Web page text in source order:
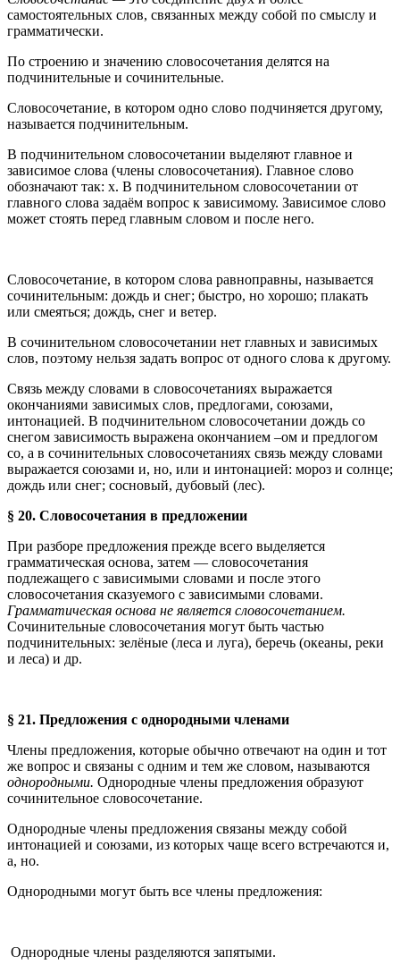
самостоятельных слов, связанных между собой по смыслу и
грамматически.
По строению и значению словосочетания делятся на
подчинительные и сочинительные.
Словосочетание, в котором одно слово подчиняется другому,
называется подчинительным.
В подчинительном словосочетании выделяют главное и
зависимое слова (члены словосочетания). Главное слово
обозначают так: х. В подчинительном словосочетании от
главного слова задаём вопрос к зависимому. Зависимое слово
может стоять перед главным словом и после него.
Словосочетание, в котором слова равноправны, называется
сочинительным: дождь и снег; быстро, но хорошо; плакать
или смеяться; дождь, снег и ветер.
В сочинительном словосочетании нет главных и зависимых
слов, поэтому нельзя задать вопрос от одного слова к другому.
Связь между словами в словосочетаниях выражается
окончаниями зависимых слов, предлогами, союзами,
интонацией. В подчинительном словосочетании дождь со
снегом зависимость выражена окончанием –ом и предлогом
со, а в сочинительных словосочетаниях связь между словами
выражается союзами и, но, или и интонацией: мороз и солнце;
дождь или снег; сосновый, дубовый (лес).
§ 20. Словосочетания в предложении
При разборе предложения прежде всего выделяется
грамматическая основа, затем — словосочетания
подлежащего с зависимыми словами и после этого
словосочетания сказуемого с зависимыми словами.
Грамматическая основа не является словосочетанием.
Сочинительные словосочетания могут быть частью
подчинительных: зелёные (леса и луга), беречь (океаны, реки
и леса) и др.
§ 21. Предложения с однородными членами
Члены предложения, которые обычно отвечают на один и тот
же вопрос и связаны с одним и тем же словом, называются
однородными. Однородные члены предложения образуют
сочинительное словосочетание.
Однородные члены предложения связаны между собой
интонацией и союзами, из которых чаще всего встречаются и,
а, но.
Однородными могут быть все члены предложения:
Однородные члены разделяются запятыми.